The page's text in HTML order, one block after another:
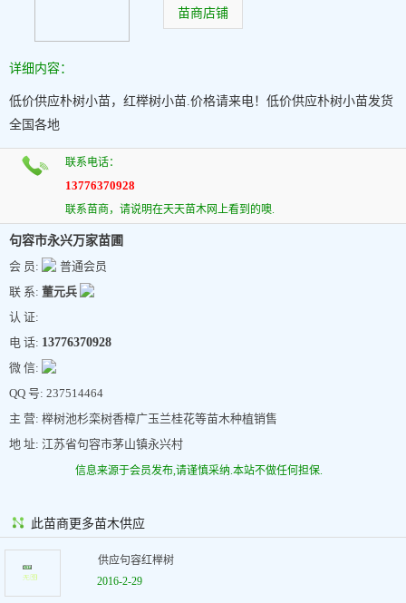
苗商店铺
详细内容：
低价供应朴树小苗，红榉树小苗.价格请来电！低价供应朴树小苗发货
全国各地
联系电话：
13776370928
联系苗商，请说明在天天苗木网上看到的噢.
句容市永兴万家苗圃
会 员:
普通会员
联 系: 董元兵
认 证:
电 话: 13776370928
微 信:
QQ 号: 237514464
主 营: 榉树池杉栾树香樟广玉兰桂花等苗木种植销售
地 址: 江苏省句容市茅山镇永兴村
信息来源于会员发布,请谨慎采纳.本站不做任何担保.
此苗商更多苗木供应
供应句容红榉树
2016-2-29